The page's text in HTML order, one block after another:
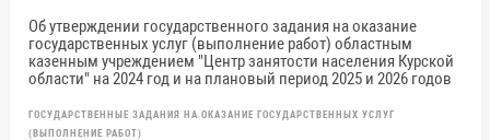
Об утверждении государственного задания на оказание
государственных услуг (выполнение работ) областным
казенным учреждением "Центр занятости населения Курской
области" на 2024 год и на плановый период 2025 и 2026 годов
ГОСУДАРСТВЕННЫЕ ЗАДАНИЯ НА ОКАЗАНИЕ ГОСУДАРСТВЕННЫХ УСЛУГ
(ВЫПОЛНЕНИЕ РАБОТ)